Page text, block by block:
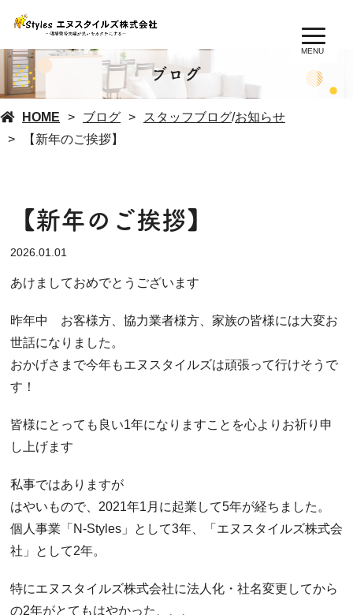
MENU
ブログ
HOME ブログ スタッフブログ/お知らせ
【新年のご挨拶】
【新年のご挨拶】
2026.01.01
あけましておめでとうございます
昨年中 お客様方、協力業者様方、家族の皆様には大変お
世話になりました。
おかげさまで今年もエヌスタイルズは頑張って行けそうで
す！
皆様にとっても良い1年になりますことを心よりお祈り申
し上げます
私事ではありますが
はやいもので、2021年1月に起業して5年が経ちました。
個人事業「N-Styles」として3年、「エヌスタイルズ株式会
社」として2年。
特にエヌスタイルズ株式会社に法人化・社名変更してから
の2年がとてもはやかった、、、